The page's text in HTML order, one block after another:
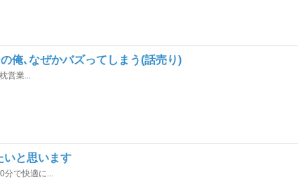
俺､なぜかバズってしまう(話売り)
営業...
いと思います
分で快適に...